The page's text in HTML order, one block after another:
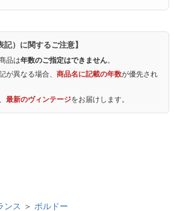
記）に関するご注意】
品は年数のご指定はできません。
が異なる場合、 商品名に記載の年数が優先され
最新のヴィンテージをお届けします。
ンス ＞ ボルドー